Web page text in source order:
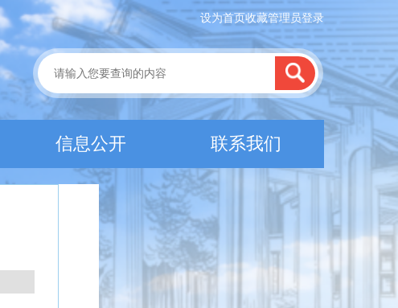
设为首页收藏管理员登录
信息公开 联系我们